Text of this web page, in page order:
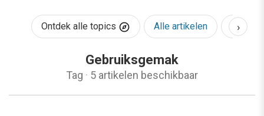
Ontdek alle topics Alle artikelen AI &
›
Gebruiksgemak
Tag · 5 artikelen beschikbaar